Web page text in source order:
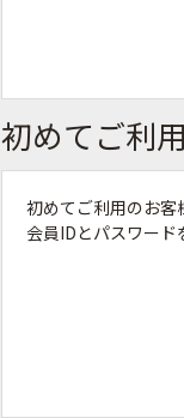
初めてご利
初めてご利用のお客
会員IDとパスワード